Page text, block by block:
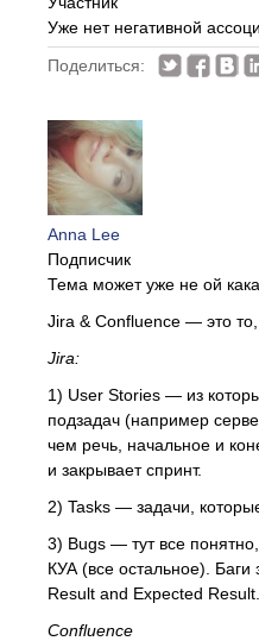
Уже нет негативной
Поделиться:
Anna Lee
Подписчик
Тема может уже не ой
Jira & Confluence — это
Jira:
1) User Stories — из
подзадач (например
чем речь, начальное и
и закрывает спринт.
2) Tasks — задачи,
3) Bugs — тут все
КУА (все остальное).
Result and Expected
Confluence